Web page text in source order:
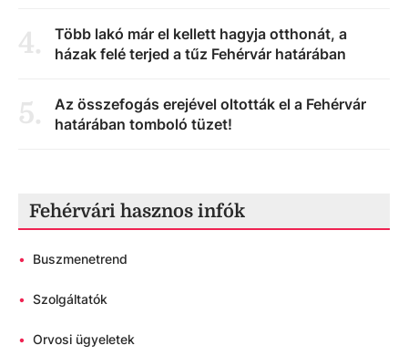
4.
Több lakó már el kellett hagyja otthonát, a
házak felé terjed a tűz Fehérvár határában
5.
Az összefogás erejével oltották el a Fehérvár
határában tomboló tüzet!
Fehérvári hasznos infók
• Buszmenetrend
• Szolgáltatók
• Orvosi ügyeletek